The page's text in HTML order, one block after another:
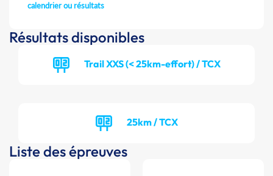
calendrier ou résultats
Résultats disponibles
Trail XXS (< 25km-effort) / TCX
25km / TCX
Liste des épreuves